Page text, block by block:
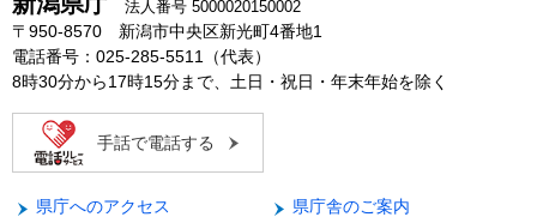
法人番号 5000020150002
〒950-8570 新潟市中央区新光町4番地1
電話番号：025-285-5511（代表）
8時30分から17時15分まで、土日・祝日・年末年始を除く
手話で電話する
県庁へのアクセス
県庁舎のご案内